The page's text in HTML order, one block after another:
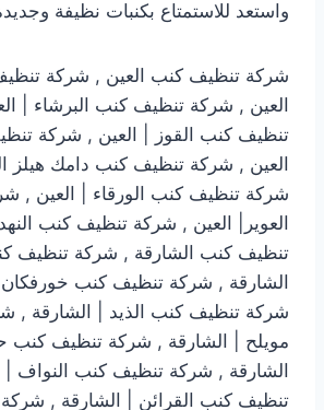
واستعد للاستمتاع بكنبات نظيفة
شركة تنظيف كنب العين , شركة
العين , شركة تنظيف كنب البرشاء |
تنظيف كنب القوز | العين , شركة
العين , شركة تنظيف كنب دامك هيلز
شركة تنظيف كنب الورقاء | العين ,
العوير| العين , شركة تنظيف كنب
تنظيف كنب الشارقة , شركة تنظيف
الشارقة , شركة تنظيف كنب خورفكان
شركة تنظيف كنب الذيد | الشارقة ,
مويلح | الشارقة , شركة تنظيف كنب
الشارقة , شركة تنظيف كنب النواف |
تنظيف كنب القرائن | الشارقة ,